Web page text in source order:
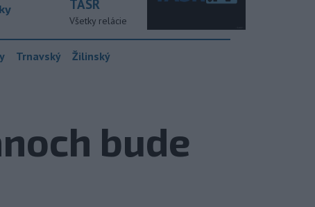
TASR
Všetky relácie
Trnavský Žilinský
bude